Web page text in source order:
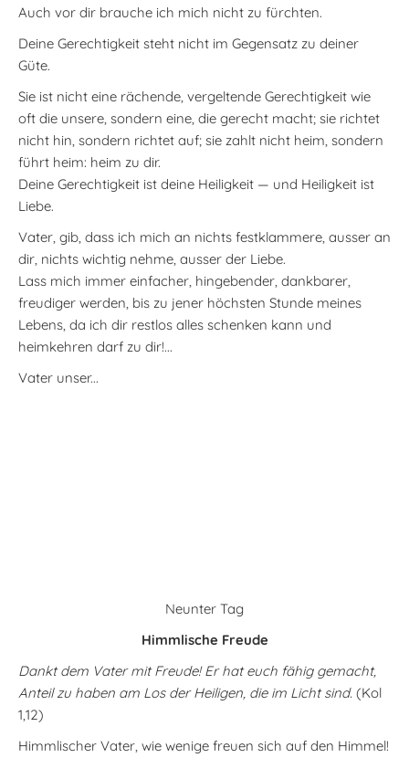
Auch vor dir brauche ich mich nicht zu fürchten.
Deine Gerechtigkeit steht nicht im Gegensatz zu deiner
Güte.
Sie ist nicht eine rächende, vergeltende Gerechtigkeit wie
oft die unsere, sondern eine, die gerecht macht; sie richtet
nicht hin, sondern richtet auf; sie zahlt nicht heim, sondern
führt heim: heim zu dir.
Deine Gerechtigkeit ist deine Heiligkeit — und Heiligkeit ist
Liebe.
Vater, gib, dass ich mich an nichts festklammere, ausser an
dir, nichts wichtig nehme, ausser der Liebe.
Lass mich immer einfacher, hingebender, dankbarer,
freudiger werden, bis zu jener höchsten Stunde meines
Lebens, da ich dir restlos alles schenken kann und
heimkehren darf zu dir!...
Vater unser...
Neunter Tag
Himmlische Freude
Dankt dem Vater mit Freude! Er hat euch fähig gemacht,
Anteil zu haben am Los der Heiligen, die im Licht sind. (Kol
1,12)
Himmlischer Vater, wie wenige freuen sich auf den Himmel!